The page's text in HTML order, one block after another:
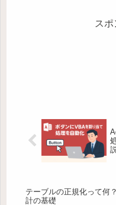
スポ
説
テーブルの正規化って何
計の基礎